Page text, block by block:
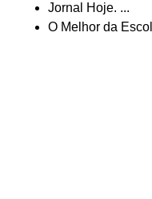
Jornal Hoje. ...
O Melhor da